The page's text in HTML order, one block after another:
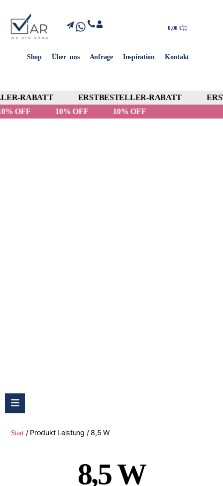
0,00 €
Shop Über uns Anfrage Inspiration Kontakt
RABATT ERSTBESTELLER-RABATT
10% OFF
10% OFF 10% OFF
Start / Produkt Leistung / 8,5 W
8,5 W